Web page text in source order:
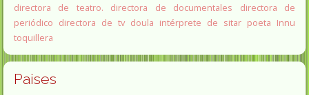
directora de teatro.
directora de documentales
directora de
periódico directora de tv doula intérprete de sitar poeta Innu
toquillera
Paises